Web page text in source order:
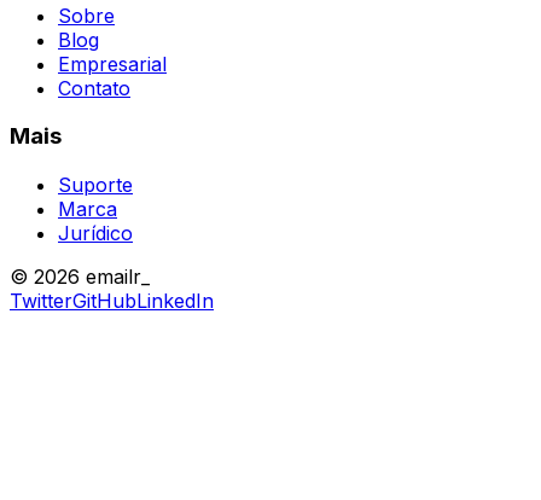
Sobre
Blog
Empresarial
Contato
Mais
Suporte
Marca
Jurídico
© 2026 emailr_
TwitterGitHubLinkedIn